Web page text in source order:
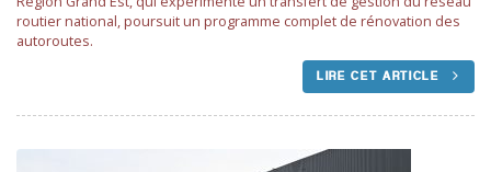
routier national, poursuit un programme complet de rénovation des
autoroutes.
LIRE CET ARTICLE